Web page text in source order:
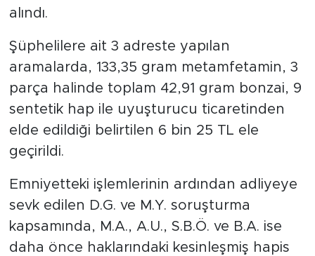
alındı.
Şüphelilere ait 3 adreste yapılan
aramalarda, 133,35 gram metamfetamin, 3
parça halinde toplam 42,91 gram bonzai, 9
sentetik hap ile uyuşturucu ticaretinden
elde edildiği belirtilen 6 bin 25 TL ele
geçirildi.
Emniyetteki işlemlerinin ardından adliyeye
sevk edilen D.G. ve M.Y. soruşturma
kapsamında, M.A., A.U., S.B.Ö. ve B.A. ise
daha önce haklarındaki kesinleşmiş hapis